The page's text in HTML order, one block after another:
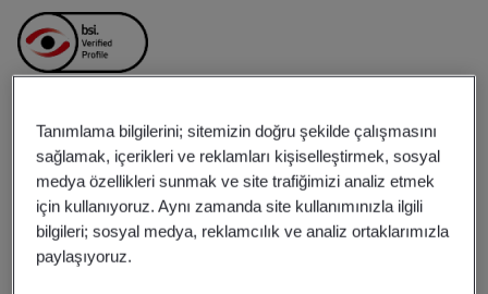
Fusion BPO Services
Phils, Inc.
Business scope:
Tanımlama bilgilerini; sitemizin doğru şekilde çalışmasını
sağlamak, içerikleri ve reklamları kişiselleştirmek, sosyal
medya özellikleri sunmak ve site trafiğimizi analiz etmek
için kullanıyoruz. Aynı zamanda site kullanımınızla ilgili
bilgileri; sosyal medya, reklamcılık ve analiz ortaklarımızla
paylaşıyoruz.